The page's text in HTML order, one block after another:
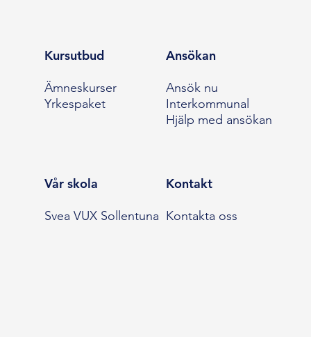
Kursutbud
Ämneskurser
Yrkespaket
Ansökan
Ansök nu
Interkommunal
Hjälp med ansökan
Vår skola
Svea VUX Sollentuna
Kontakt
Kontakta oss